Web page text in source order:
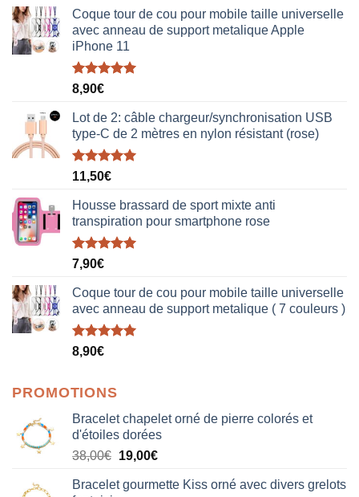
Coque tour de cou pour mobile taille universelle
avec anneau de support metalique Apple
iPhone 11
Note5.00
8,90€
Lot de 2: câble chargeur/synchronisation USB
type-C de 2 mètres en nylon résistant (rose)
Note5.00
11,50€
Housse brassard de sport mixte anti
transpiration pour smartphone rose
Note5.00
7,90€
Coque tour de cou pour mobile taille universelle
avec anneau de support metalique ( 7 couleurs )
Note5.00
8,90€
PROMOTIONS
Bracelet chapelet orné de pierre colorés et
d'étoiles dorées
38,00€ Le
initial
19,00€Le
actuel
Bracelet gourmette Kiss orné avec divers grelots